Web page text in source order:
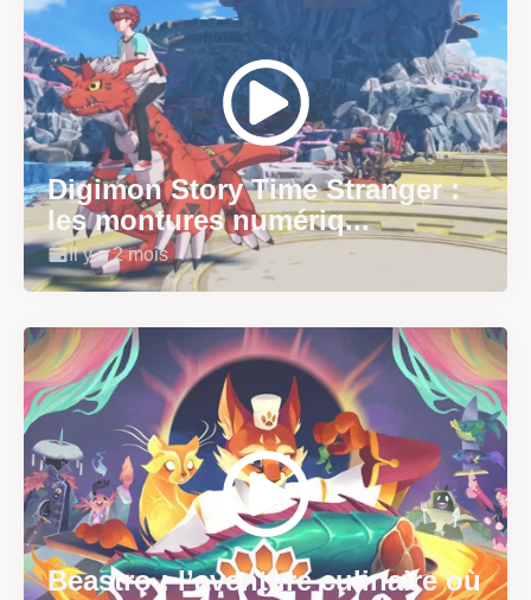
Digimon Story Time Stranger :
les montures numériq...
Il y a 2 mois
Beastro : l’aventure culinaire où